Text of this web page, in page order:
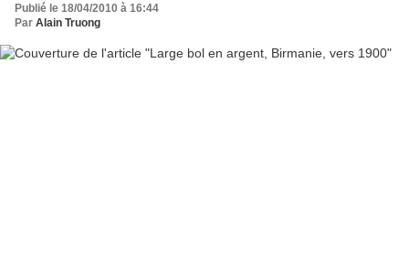
Publié le 18/04/2010 à 16:44
Par Alain Truong